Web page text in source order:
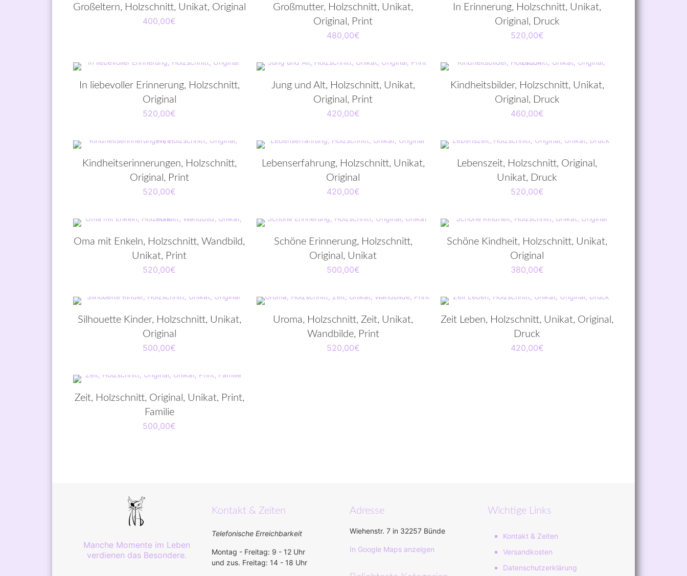
Großeltern, Holzschnitt, Unikat, Original
400,00€
Großmutter, Holzschnitt, Unikat,
Original, Print
480,00€
In Erinnerung, Holzschnitt, Unikat,
Original, Druck
520,00€
In liebevoller Erinnerung, Holzschnitt,
Original
520,00€
Jung und Alt, Holzschnitt, Unikat,
Original, Print
420,00€
Kindheitsbilder, Holzschnitt, Unikat,
Original, Druck
460,00€
Kindheitserinnerungen, Holzschnitt,
Original, Print
520,00€
Lebenserfahrung, Holzschnitt, Unikat,
Original
420,00€
Lebenszeit, Holzschnitt, Original,
Unikat, Druck
520,00€
Oma mit Enkeln, Holzschnitt, Wandbild,
Unikat, Print
520,00€
Schöne Erinnerung, Holzschnitt,
Original, Unikat
500,00€
Schöne Kindheit, Holzschnitt, Unikat,
Original
380,00€
Silhouette Kinder, Holzschnitt, Unikat,
Original
500,00€
Uroma, Holzschnitt, Zeit, Unikat,
Wandbilde, Print
520,00€
Zeit Leben, Holzschnitt, Unikat, Original,
Druck
420,00€
Zeit, Holzschnitt, Original, Unikat, Print,
Familie
500,00€
Manche Momente im Leben
verdienen das Besondere.
Kontakt & Zeiten
Telefonische Erreichbarkeit
Montag - Freitag: 9 - 12 Uhr
und zus. Freitag: 14 - 18 Uhr
Adresse
Wiehenstr. 7 in 32257 Bünde
In Google Maps anzeigen
Wichtige Links
Kontakt & Zeiten
Versandkosten
Datenschutzerklärung